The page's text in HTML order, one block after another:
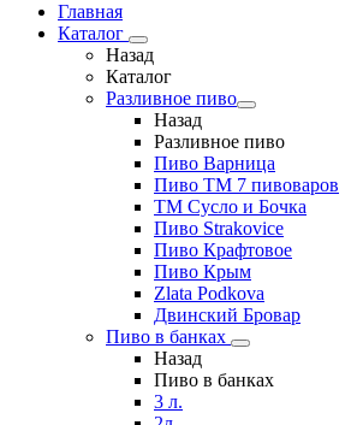
Главная
Каталог
Назад
Каталог
Разливное пиво
Назад
Разливное пиво
Пиво Варница
Пиво ТМ 7 пивоваров
ТМ Сусло и Бочка
Пиво Strakovice
Пиво Крафтовое
Пиво Крым
Zlata Podkova
Двинский Бровар
Пиво в банках
Назад
Пиво в банках
3 л.